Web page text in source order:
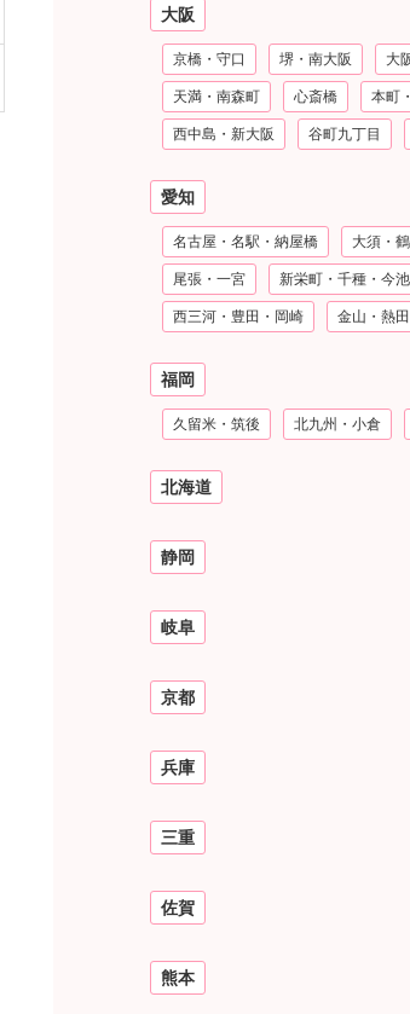
大阪
京橋・守口 堺・南大阪 大
天満・南森町 心斎橋 本町
西中島・新大阪 谷町九丁目
愛知
名古屋・名駅・納屋橋 大須・
尾張・一宮 新栄町・千種・今池
西三河・豊田・岡崎 金山・熱田
福岡
久留米・筑後 北九州・小倉
北海道
静岡
岐阜
京都
兵庫
三重
佐賀
熊本